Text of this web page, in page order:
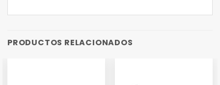
PRODUCTOS RELACIONADOS